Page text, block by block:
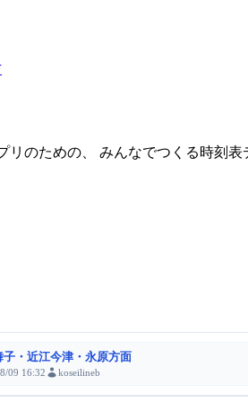
のための、 みんなでつくる時刻表
子・近江今津・永原方面
09 16:32 koseilineb